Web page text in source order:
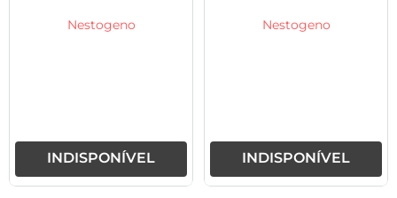
Nestogeno
INDISPONÍVEL
Nestogeno
INDISPONÍVEL